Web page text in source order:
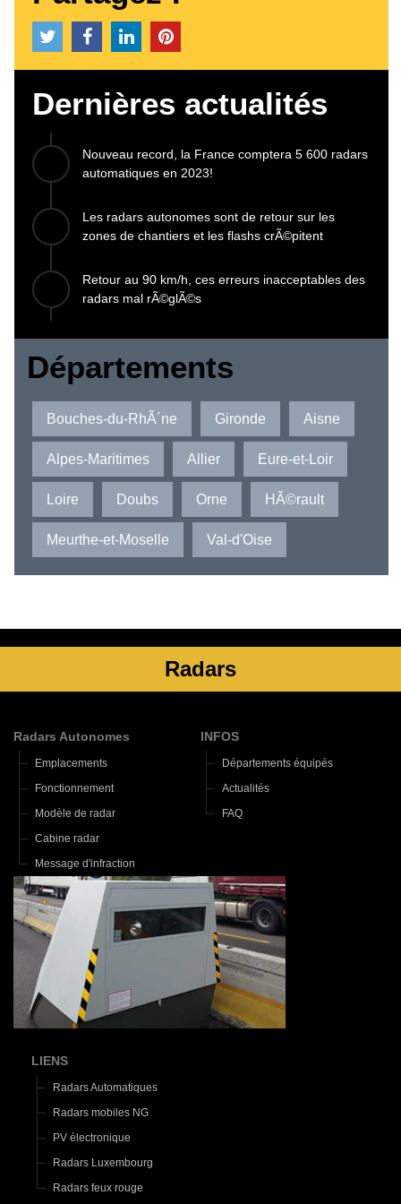
Dernières actualités
Nouveau record, la France comptera 5 600 radars
automatiques en 2023!
Les radars autonomes sont de retour sur les
zones de chantiers et les flashs crÃ©pitent
Retour au 90 km/h, ces erreurs inacceptables des
radars mal rÃ©glÃ©s
Départements
Bouches-du-RhÃ´ne Gironde Aisne
Alpes-Maritimes Allier Eure-et-Loir
Loire Doubs Orne HÃ©rault
Meurthe-et-Moselle Val-d'Oise
Radars
Radars Autonomes
Emplacements
Fonctionnement
Modèle de radar
Cabine radar
Message d'infraction
INFOS
Départements équipés
Actualités
FAQ
LIENS
Radars Automatiques
Radars mobiles NG
PV électronique
Radars Luxembourg
Radars feux rouge